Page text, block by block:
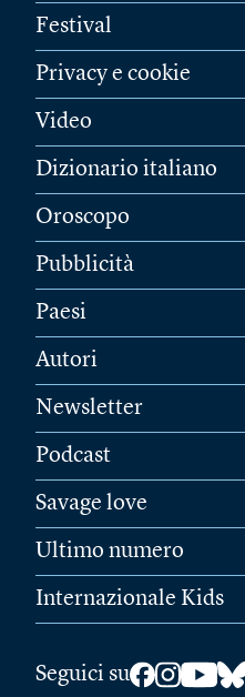
Festival
Privacy e cookie
Video
Dizionario italiano
Oroscopo
Pubblicità
Paesi
Autori
Newsletter
Podcast
Savage love
Ultimo numero
Internazionale Kids
Seguici su